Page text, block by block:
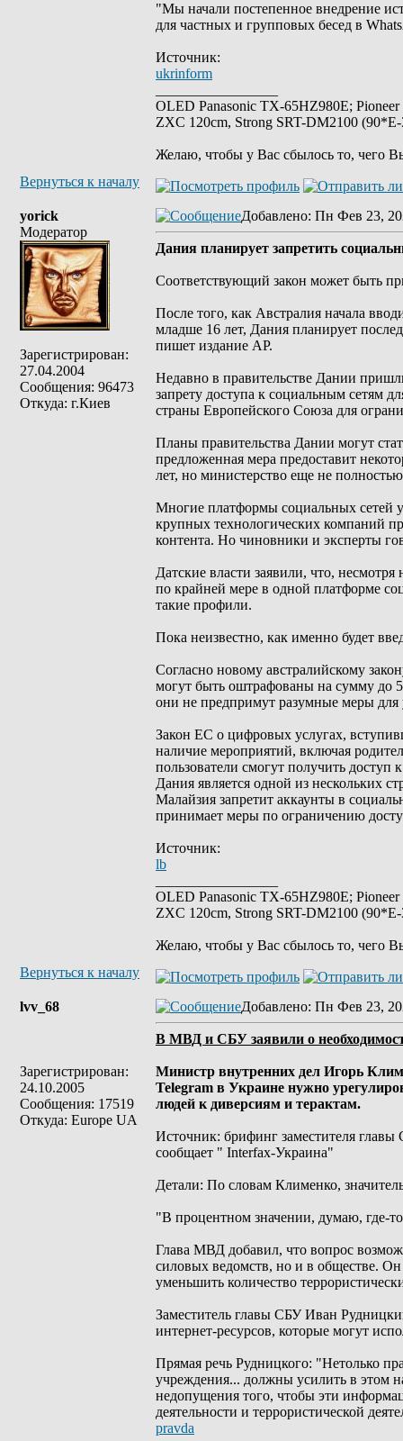
"Мы начали постепенное внедрение
для частных и групповых бесед в
Источник:
ukrinform
OLED Panasonic TX-65HZ980E;
ZXC 120cm, Strong SRT-DM2100
Желаю, чтобы у Вас сбылось то, чего
Вернуться к началу
yorick
Модератор
Зарегистрирован:
27.04.2004
Сообщения: 96473
Откуда: г.Киев
Добавлено: Пн Фев 23,
Дания планирует запретить
Соответствующий закон может быть
После того, как Австралия начала
младше 16 лет, Дания планирует
пишет издание АР.
Недавно в правительстве Дании
запрету доступа к социальным сетям
страны Европейского Союза для
Планы правительства Дании могут
предложенная мера предоставит
лет, но министерство еще не
Многие платформы социальных сетей
крупных технологических компаний
контента. Но чиновники и эксперты
Датские власти заявили, что,
по крайней мере в одной платформе
такие профили.
Пока неизвестно, как именно будет
Согласно новому австралийскому
могут быть оштрафованы на сумму до
они не предпримут разумные меры для
Закон ЕС о цифровых услугах,
наличие мероприятий, включая
пользователи смогут получить доступ
Дания является одной из нескольких
Малайзия запретит аккаунты в
принимает меры по ограничению
Источник:
lb
OLED Panasonic TX-65HZ980E;
ZXC 120cm, Strong SRT-DM2100
Желаю, чтобы у Вас сбылось то, чего
Вернуться к началу
lvv_68
Зарегистрирован:
24.10.2005
Сообщения: 17519
Откуда: Europe UA
Добавлено: Пн Фев 23,
В МВД и СБУ заявили о
Министр внутренних дел Игорь
Telegram в Украине нужно
людей к диверсиям и терактам.
Источник: брифинг заместителя
сообщает " Interfax-Украина"
Детали: По словам Клименко,
"В процентном значении, думаю, где-
Глава МВД добавил, что вопрос
силовых ведомств, но и в обществе. Он
уменьшить количество
Заместитель главы СБУ Иван
интернет-ресурсов, которые могут
Прямая речь Рудницкого: "Нетолько
учреждения... должны усилить в этом
недопущения того, чтобы эти
деятельности и террористической
pravda